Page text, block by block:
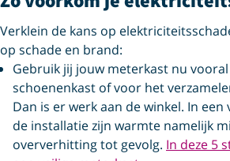
Verklein de kans op
op schade en brand:
Gebruik jij jouw meterkast nu
schoenenkast of voor het
Dan is er werk aan de winkel. In
de installatie zijn warmte namelijk
oververhitting tot gevolg. In deze 5